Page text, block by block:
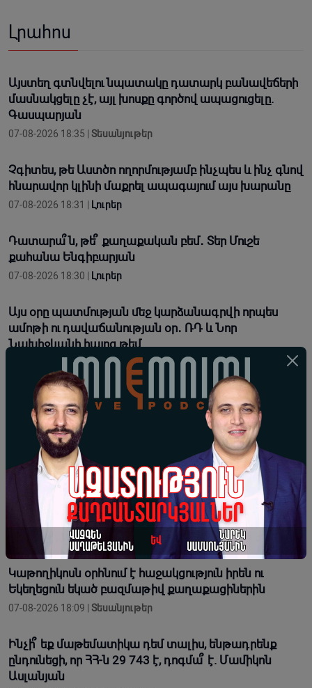
Լրահոս
Այստեղ գտնվելու նպատակը դատարկ բանավեճերի
մասնակցելը չէ, այլ խոսքը գործով ապացուցելը.
Գասպարյան
07-08-2026 18:35 | Տեսանյութեր
Չգիտես, թե Աստծո ողորմությամբ ինչպես և ինչ գնով
հնարավոր կլինի մաքրել ապագայում այս խարանը
07-08-2026 18:31 | Լուրեր
Դատարա՞ն, թե՞ քաղաքական բեմ․ Տեր Մուշե
քահանա Ենգիբարյան
07-08-2026 18:30 | Լուրեր
Այս օրը պատմության մեջ կարձանագրվի որպես
ամոթի ու դավաճանության օր․ ՌԴ և Նոր
Նախիջևանի հայոց թեմ
07-08-2026 18:28 |Լուրեր
Հոգևորականին միտումնավոր իր ավազանի անունով
կոչելը բացահայտ անհարգալից վերաբերմունք է.
Տեր Եսայի
07-08-2026 18:26 |
Երբ վարչապետ ես, չի նշանակում, որ ինչ ուզես,
կարաս անես, Վեհափառին հեռացնելու
ընթացակարգ չկա
07-08-2026 18:13 |Տեսանյութեր
Կաթողիկոսն օրհնում է հաջակցություն իրեն ու
Եկեղեցուն եկած բազմաթիվ քաղաքացիներին
07-08-2026 18:09 | Տեսանյութեր
Ինչի՞ եք մաթեմատիկա դեմ տալիս, ենթադրենք
ընդունեցի, որ ՀՀ-ն 29 743 է, դոգմա՞ է. Մամիկոն
Ասլանյան